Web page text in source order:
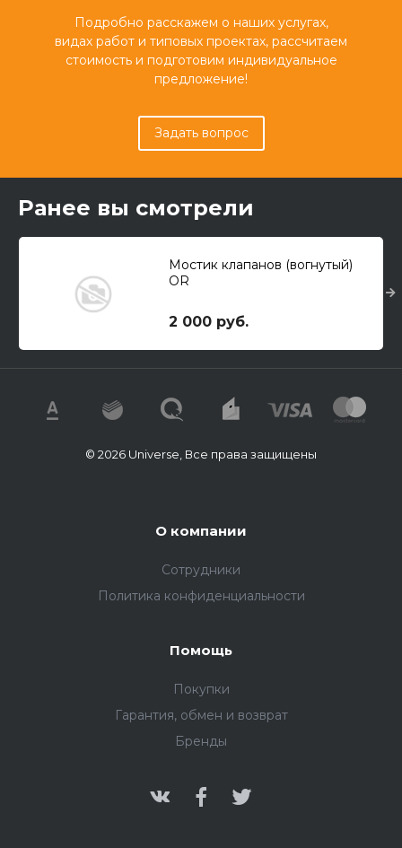
Подробно расскажем о наших услугах,
видах работ и типовых проектах, рассчитаем
стоимость и подготовим индивидуальное
предложение!
Задать вопрос
Ранее вы смотрели
Мостик клапанов (вогнутый)
OR
2 000 руб.
© 2026 Universe, Все права защищены
О компании
Сотрудники
Политика конфиденциальности
Помощь
Покупки
Гарантия, обмен и возврат
Бренды